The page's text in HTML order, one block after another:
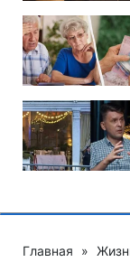
Главная »